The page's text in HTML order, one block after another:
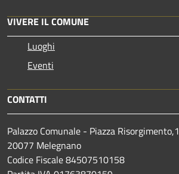
VIVERE IL COMUNE
Luoghi
Eventi
CONTATTI
Palazzo Comunale - Piazza Risorgimento,1
20077 Melegnano
Codice Fiscale 84507510158